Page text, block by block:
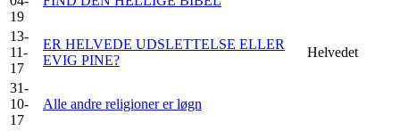
19
13-
11-
17
ER HELVEDE UDSLETTELSE ELLER
EVIG PINE?
Helvedet
31-
10-
17
Alle andre religioner er løgn